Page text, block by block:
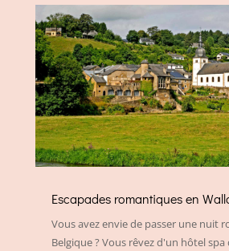
Escapades romantiques en
Vous avez envie de passer une nuit
Belgique ? Vous rêvez d'un hôtel